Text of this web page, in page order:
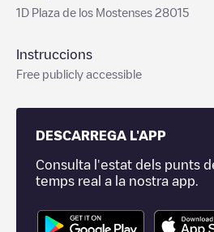
1D Plaza de los Mostenses 28015
Instruccions
Free publicly accessible
DESCARREGA L'APP
Consulta l'estat dels punts
temps real a la nostra app.